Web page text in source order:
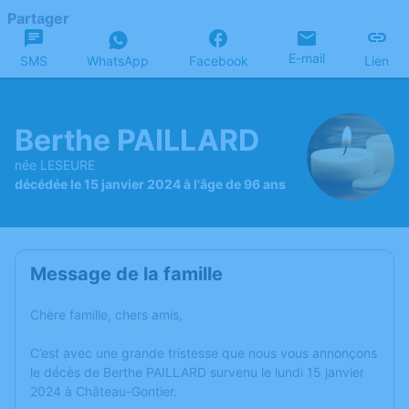
Partager
SMS WhatsApp Facebook E-mail Lien
Berthe PAILLARD
née LESEURE
décédée le 15 janvier 2024 à l'âge de 96 ans
Message de la famille
Chère famille, chers amis,
C’est avec une grande tristesse que nous vous annonçons
le décès de Berthe PAILLARD survenu le lundi 15 janvier
2024 à Château-Gontier.